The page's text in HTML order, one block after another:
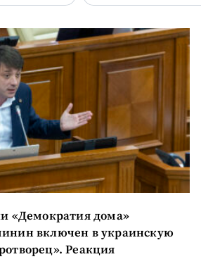
«Демократия дома»
включен в украинскую
Реакция
новости
на